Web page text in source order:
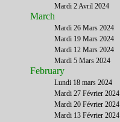
Mardi 2 Avril 2024
March
Mardi 26 Mars 2024
Mardi 19 Mars 2024
Mardi 12 Mars 2024
Mardi 5 Mars 2024
February
Lundi 18 mars 2024
Mardi 27 Février 2024
Mardi 20 Février 2024
Mardi 13 Février 2024